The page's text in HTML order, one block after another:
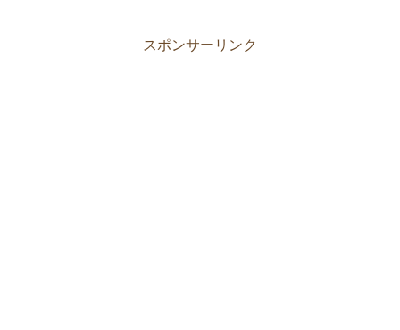
スポンサーリンク